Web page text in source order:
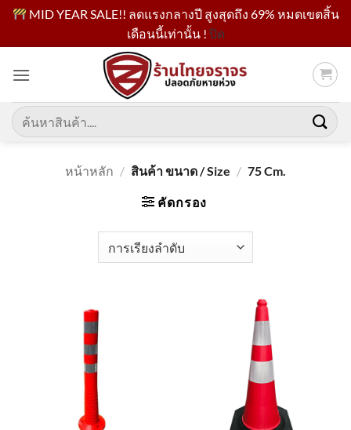
MID YEAR SALE!! ลดแรงกลางปี สูงสุดถึง 69% หมดเขตสิ้น
เดือนนี้เท่านั้น ! ปิด
เนื้อหา
ค้นหา:
หน้าหลัก / สินค้า ขนาด / Size / 75 Cm.
คัดกรอง